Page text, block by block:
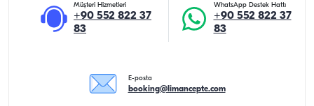
Müşteri Hizmetleri
+90 552 822 37
83
WhatsApp Destek Hattı
+90 552 822 37
83
E-posta
booking@limancepte.com